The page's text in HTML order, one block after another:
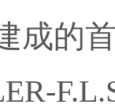
成的